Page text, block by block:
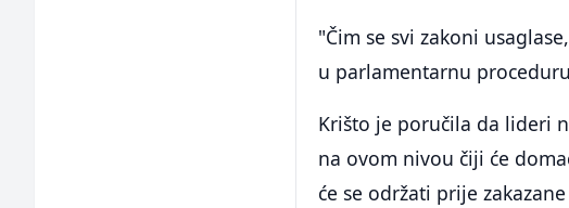
"Čim se svi zakoni
u parlamentarnu
Krišto je poručila da lideri
na ovom nivou čiji će
će se održati prije